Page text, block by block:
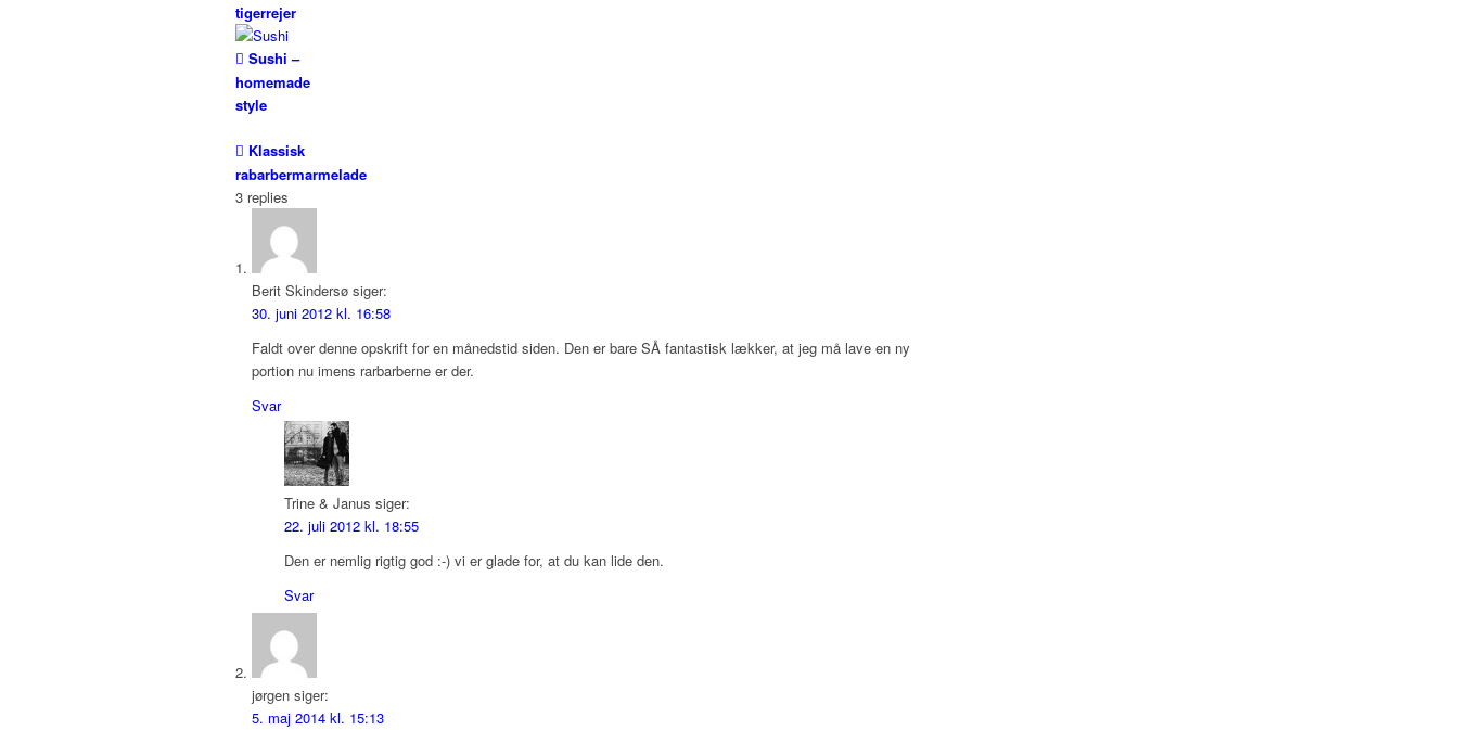
tigerrejer
Sushi –
homemade
style
Klassisk
rabarbermarmelade
3 replies
Berit Skindersø siger:
30. juni 2012 kl. 16:58
Faldt over denne opskrift for en månedstid siden. Den er bare SÅ fantastisk lækker, at jeg må lave en ny
portion nu imens rarbarberne er der.
Svar
Trine & Janus siger:
22. juli 2012 kl. 18:55
Den er nemlig rigtig god :-) vi er glade for, at du kan lide den.
Svar
jørgen siger:
5. maj 2014 kl. 15:13